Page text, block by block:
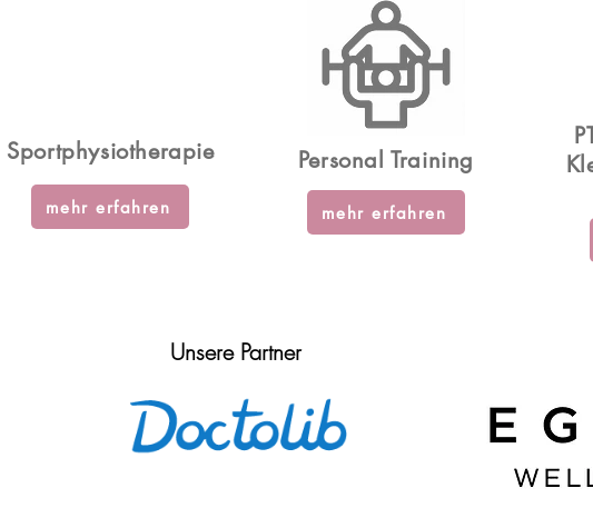
Sportphysiotherapie
mehr erfahren
Personal Training
mehr erfahren
Unsere Partner